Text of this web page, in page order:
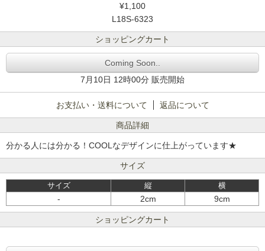
¥1,100
L18S-6323
ショッピングカート
Coming Soon..
7月10日 12時00分 販売開始
お支払い・送料について 返品について
商品詳細
分かる人には分かる！COOLなデザインに仕上がっています★
サイズ
サイズ 縦 横
- 2cm 9cm
ショッピングカート